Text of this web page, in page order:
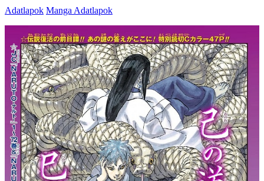
Adatlapok Manga Adatlapok